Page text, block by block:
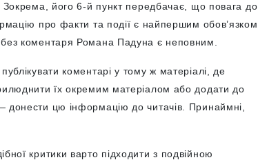
його 6-й пункт передбачає, що повага до
про факти та події є найпершим обов’язком
коментаря Романа Падуна є неповним.
коментарі у тому ж матеріалі, де
їх окремим матеріалом або додати до
цю інформацію до читачів. Принаймні,
критики варто підходити з подвійною